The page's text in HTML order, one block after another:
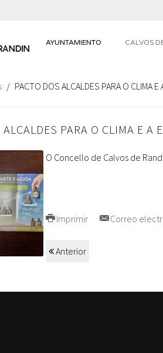
AYUNTAMIENTO CALVOS
PACTO DOS ALCALDES PARA O CLIMA E
PARA O CLIMA E A
O Concello de Calvos de
Imprimir Correo
Anterior